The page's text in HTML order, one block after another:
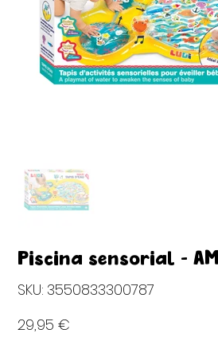
Piscina sensorial -
SKU: 3550833300787
3550833300787
29,95 €